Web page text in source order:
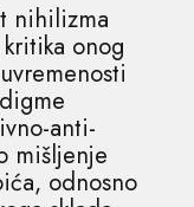
nihilizma
onog
anti-
mišljenje
odnosno